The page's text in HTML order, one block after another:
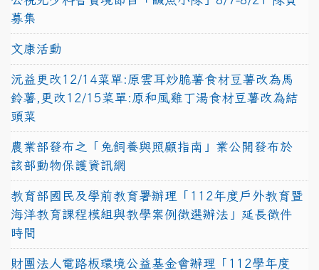
募集
文康活動
沅益更改12/14菜單:原雲耳炒脆薯食材豆薯改為馬
鈴薯,更改12/15菜單:原和風雞丁湯食材豆薯改為結
頭菜
農業部發布之「兔飼養與照顧指南」業公開發布於
該部動物保護資訊網
教育部國民及學前教育署辦理「112年度戶外教育暨
海洋教育課程模組與教學案例徵選辦法」延長徵件
時間
財團法人電路板環境公益基金會辦理「112學年度